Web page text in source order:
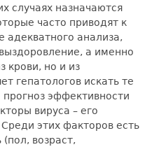
случаях назначаются
часто приводят к
анализа,
а именно
крови, но и из
гепатологов искать те
эффективности
вируса – его
этих факторов есть
возраст,